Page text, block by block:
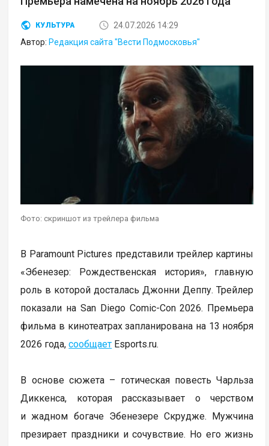
КУЛЬТУРА
24.07.2026 14:29
Автор:Редакция сайта "Вести Подмосковья"
Фото: скриншот из трейлера фильма
В Paramount Pictures представили трейлер картины
«Эбенезер: Рождественская история», главную
роль в которой досталась Джонни Деппу. Трейлер
показали на San Diego Comic-Con 2026. Премьера
фильма в кинотеатрах запланирована на 13 ноября
2026 года,сообщает Еsports.ru.
В основе сюжета – готическая повесть Чарльза
Диккенса, которая рассказывает о черством
и жадном богаче Эбенезере Скрудже. Мужчина
презирает праздники и сочувствие. Но его жизнь